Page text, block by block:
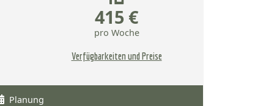
415 €
pro Woche
Verfügbarkeiten und Preise
Planung